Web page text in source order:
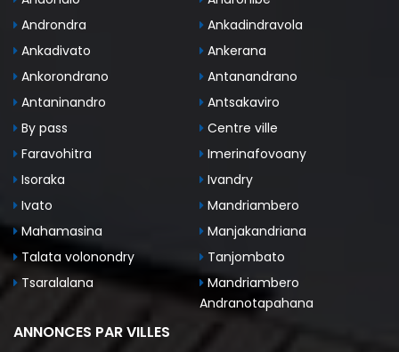
Androndra
Ankadindravola
Ankadivato
Ankerana
Ankorondrano
Antanandrano
Antaninandro
Antsakaviro
By pass
Centre ville
Faravohitra
Imerinafovoany
Isoraka
Ivandry
Ivato
Mandriambero
Mahamasina
Manjakandriana
Talata volonondry
Tanjombato
Tsaralalana
Mandriambero
Andranotapahana
ANNONCES PAR VILLES